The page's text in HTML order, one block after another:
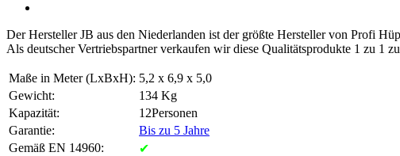
Der Hersteller JB aus den Niederlanden ist der größte Hersteller von Profi
Als deutscher Vertriebspartner verkaufen wir diese Qualitätsprodukte 1 zu 1
Maße in Meter (LxBxH): 5,2 x 6,9 x 5,0
Gewicht:
134 Kg
Kapazität:
12Personen
Garantie:
Bis zu 5 Jahre
Gemäß EN 14960:
✔